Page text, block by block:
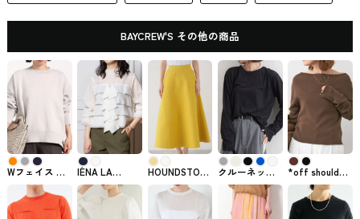
BAYCREW'S その他の商品
Wフェイス ク
ルーネック プ
ルオーバー
BAYCREW'Sで
購入できるト
ップス
IÉNA LA
BOUCLE コッ
トンポリシア
ーフリルブラ
ウス
BAYCREW'Sで
HOUNDSTOOTH
FLAIR SKIRT
BAYCREW'Sで
購入できる
ート
クルーネック
シアーロング
Ｔシャツ
BAYCREW'Sで
購入できるト
ップス
*off shoulder
プルオーバー
BAYCREW'Sで
購入できるト
ップス